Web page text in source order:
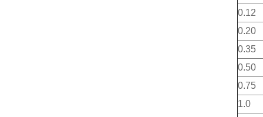
0.12
0.20
0.35
0.50
0.75
1.0